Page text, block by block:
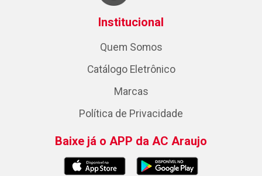
Institucional
Quem Somos
Catálogo Eletrônico
Marcas
Política de Privacidade
Baixe já o APP da AC Araujo